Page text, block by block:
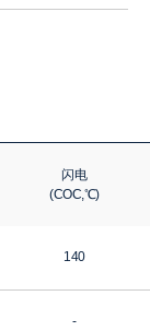
闪电
(COC,℃)
140
-